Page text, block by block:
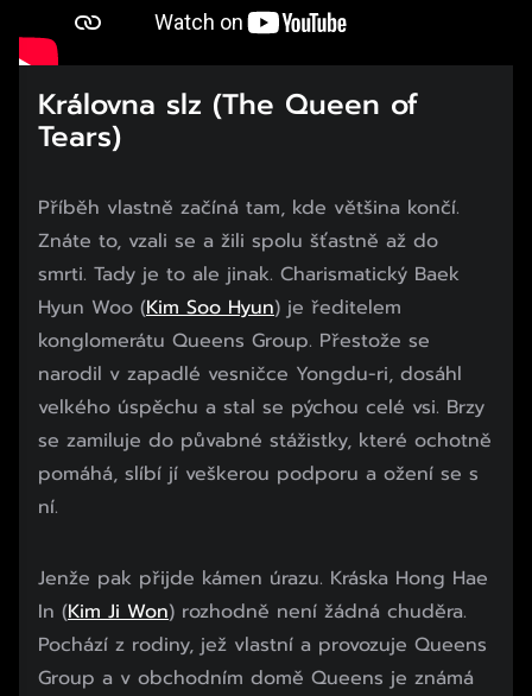
Královna slz (The Queen of
Tears)
Příběh vlastně začíná tam, kde většina končí.
Znáte to, vzali se a žili spolu šťastně až do
smrti. Tady je to ale jinak. Charismatický Baek
Hyun Woo (Kim Soo Hyun) je ředitelem
konglomerátu Queens Group. Přestože se
narodil v zapadlé vesničce Yongdu-ri, dosáhl
velkého úspěchu a stal se pýchou celé vsi. Brzy
se zamiluje do půvabné stážistky, které ochotně
pomáhá, slíbí jí veškerou podporu a ožení se s
ní.
Jenže pak přijde kámen úrazu. Kráska Hong Hae
In (Kim Ji Won) rozhodně není žádná chuděra.
Pochází z rodiny, jež vlastní a provozuje Queens
Group a v obchodním domě Queens je známá